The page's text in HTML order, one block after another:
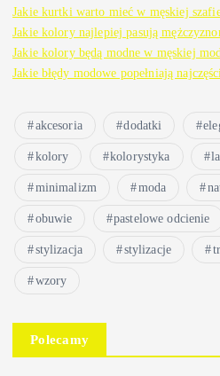
Jakie kurtki warto mieć w męskiej
Jakie kolory najlepiej pasują
Jakie kolory będą modne w męskiej
Jakie błędy modowe popełniają
akcesoria dodatki
kolory kolorystyka
minimalizm moda
obuwie pastelowe odcienie
stylizacja stylizacje
wzory
Polecamy